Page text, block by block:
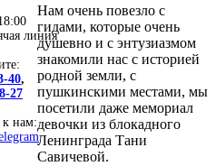
Нам очень повезло с
гидами, которые очень
душевно и с энтузиазмом
знакомили нас с историей
родной земли, с
пушкинскими местами, мы
посетили даже мемориал
девочки из блокадного
Ленинграда Тани
Савичевой.
линия
40,
27
к нам: